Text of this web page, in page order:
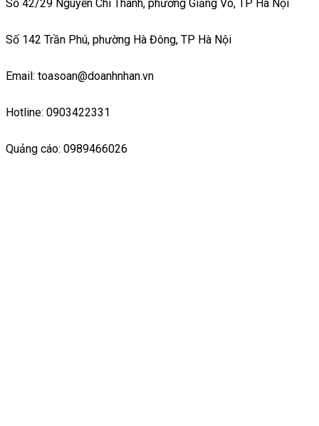
Số 42/29 Nguyễn Chí Thanh, phường Giảng Võ, TP Hà Nội
Số 142 Trần Phú, phường Hà Đông, TP Hà Nội
Email: toasoan@doanhnhan.vn
Hotline: 0903422331
Quảng cáo: 0989466026